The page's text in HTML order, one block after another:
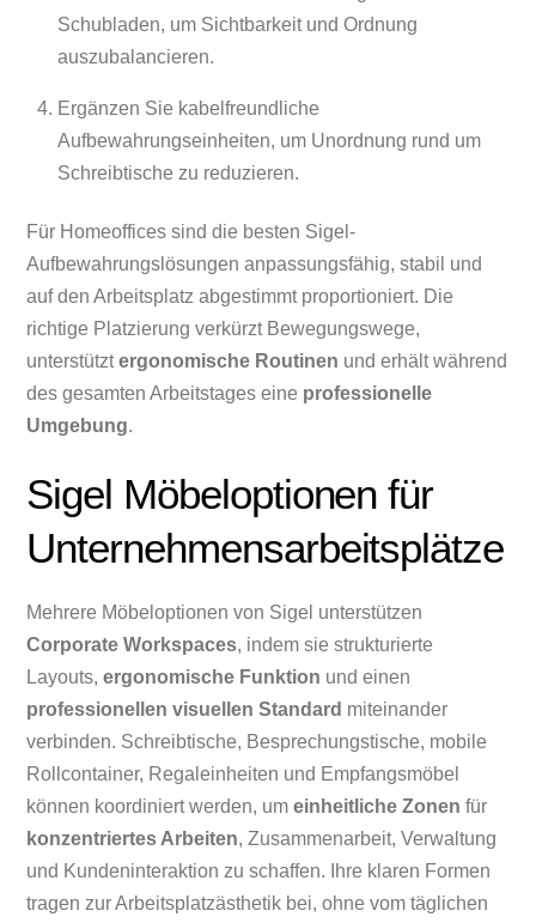
Schubladen, um Sichtbarkeit und Ordnung
auszubalancieren.
Ergänzen Sie kabelfreundliche
Aufbewahrungseinheiten, um Unordnung rund um
Schreibtische zu reduzieren.
Für Homeoffices sind die besten Sigel-
Aufbewahrungslösungen anpassungsfähig, stabil und
auf den Arbeitsplatz abgestimmt proportioniert. Die
richtige Platzierung verkürzt Bewegungswege,
unterstütztergonomische Routinen und erhält während
des gesamten Arbeitstages eine professionelle
Umgebung.
Sigel Möbeloptionen für
Unternehmensarbeitsplätze
Mehrere Möbeloptionen von Sigel unterstützen
Corporate Workspaces, indem sie strukturierte
Layouts,ergonomische Funktion und einen
professionellen visuellen Standard miteinander
verbinden. Schreibtische, Besprechungstische, mobile
Rollcontainer, Regaleinheiten und Empfangsmöbel
können koordiniert werden, umeinheitliche Zonen für
konzentriertes Arbeiten, Zusammenarbeit, Verwaltung
und Kundeninteraktion zu schaffen. Ihre klaren Formen
tragen zur Arbeitsplatzästhetik bei, ohne vom täglichen